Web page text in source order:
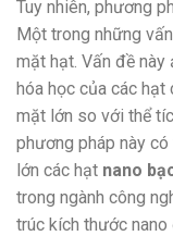
Tuy nhiên, phương
Một trong những
mặt hạt. Vấn đề
hóa học của các
mặt lớn so với thể
phương pháp này
lớn các hạt nano
trong ngành công
trúc kích thước